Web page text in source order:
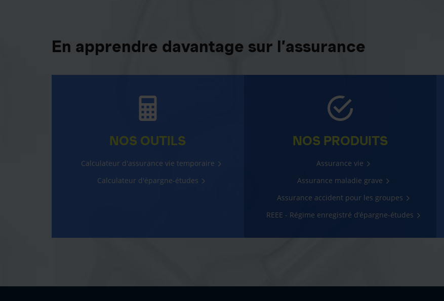
En apprendre davantage sur l’assurance
NOS OUTILS
Calculateur d'assurance vie temporaire
Calculateur d'épargne-études
NOS PRODUITS
Assurance vie
Assurance maladie grave
Assurance accident pour les groupes
REEE - Régime enregistré d’épargne-études